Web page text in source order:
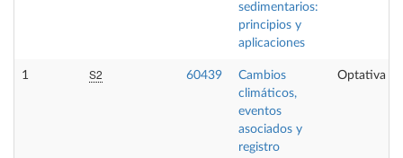
sedimentarios:
principios y
aplicaciones
1 S2 60439
Cambios
climáticos,
eventos
asociados y
registro
Optativa